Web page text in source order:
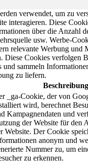
verwendet, um zu
interagieren. Diese
über die Anzahl
usw. Werbe-
relevante Werbung und
Diese Cookies verfolgen
und sammeln
zu liefern.
Beschreibung
_ga-Cookie, der von
wird, berechnet
Kampagnendaten und
der Website für den
Website. Der Cookie
anonym und
Nummer zu, um
zu erkennen.